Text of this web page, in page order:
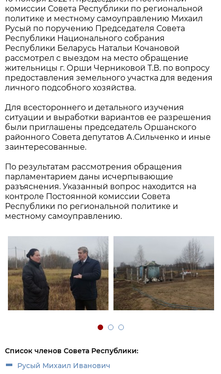
комиссии Совета Республики по региональной
политике и местному самоуправлению Михаил
Русый по поручению Председателя Совета
Республики Национального собрания
Республики Беларусь Натальи Кочановой
рассмотрел с выездом на место обращение
жительницы г. Орши Черниковой Т.В. по вопросу
предоставления земельного участка для ведения
личного подсобного хозяйства.
Для всестороннего и детального изучения
ситуации и выработки вариантов ее разрешения
были приглашены председатель Оршанского
районного Совета депутатов А.Сильченко и иные
заинтересованные.
По результатам рассмотрения обращения
парламентарием даны исчерпывающие
разъяснения. Указанный вопрос находится на
контроле Постоянной комиссии Совета
Республики по региональной политике и
местному самоуправлению.
Список членов Совета Республики:
Русый Михаил Иванович